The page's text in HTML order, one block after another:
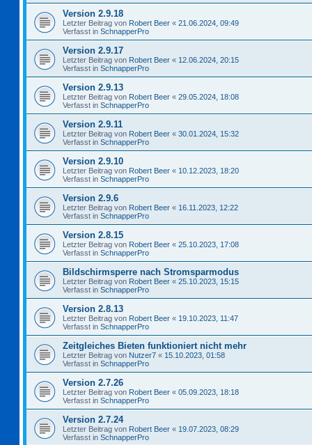
Version 2.9.18
Letzter Beitrag von Robert Beer « 21.06.2024, 09:49
Verfasst in SchnapperPro
Version 2.9.17
Letzter Beitrag von Robert Beer « 12.06.2024, 20:15
Verfasst in SchnapperPro
Version 2.9.13
Letzter Beitrag von Robert Beer « 29.05.2024, 18:08
Verfasst in SchnapperPro
Version 2.9.11
Letzter Beitrag von Robert Beer « 30.01.2024, 15:32
Verfasst in SchnapperPro
Version 2.9.10
Letzter Beitrag von Robert Beer « 10.12.2023, 18:20
Verfasst in SchnapperPro
Version 2.9.6
Letzter Beitrag von Robert Beer « 16.11.2023, 12:22
Verfasst in SchnapperPro
Version 2.8.15
Letzter Beitrag von Robert Beer « 25.10.2023, 17:08
Verfasst in SchnapperPro
Bildschirmsperre nach Stromsparmodus
Letzter Beitrag von Robert Beer « 25.10.2023, 15:15
Verfasst in SchnapperPro
Version 2.8.13
Letzter Beitrag von Robert Beer « 19.10.2023, 11:47
Verfasst in SchnapperPro
Zeitgleiches Bieten funktioniert nicht mehr
Letzter Beitrag von Nutzer7 « 15.10.2023, 01:58
Verfasst in SchnapperPro
Version 2.7.26
Letzter Beitrag von Robert Beer « 05.09.2023, 18:18
Verfasst in SchnapperPro
Version 2.7.24
Letzter Beitrag von Robert Beer « 19.07.2023, 08:29
Verfasst in SchnapperPro